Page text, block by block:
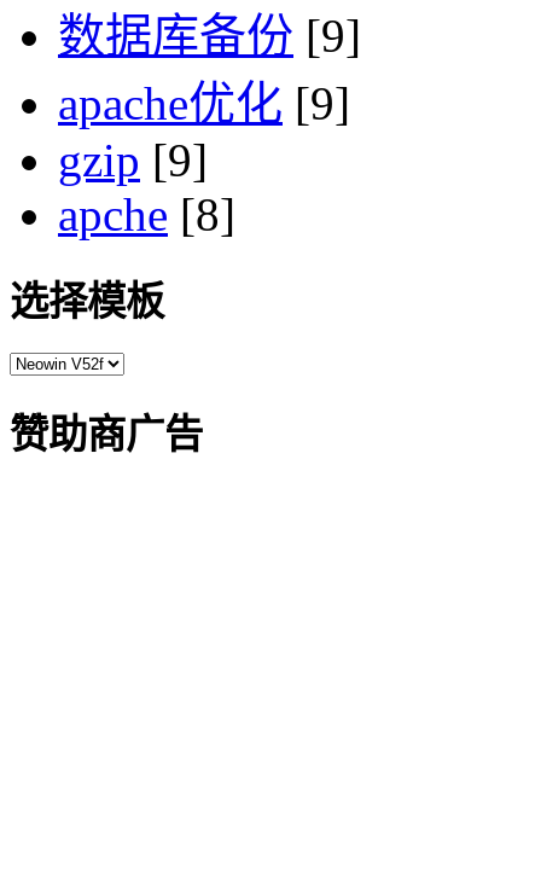
数据库备份 [9]
apache优化 [9]
gzip [9]
apche [8]
选择模板
赞助商广告